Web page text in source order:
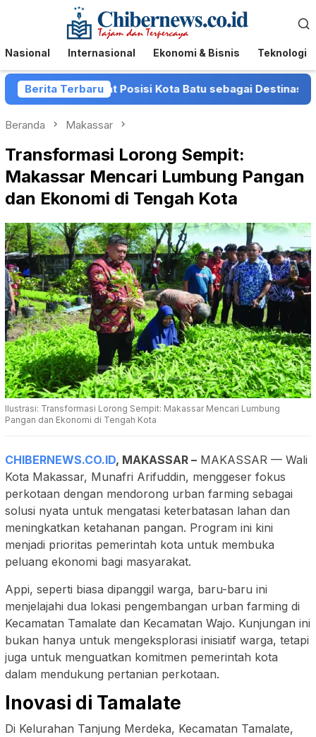
Menu
Mobile
Nasional Internasional Ekonomi & Bisnis Teknologi
Berita Terbaru
Perkuat Posisi Kota Batu sebagai Destinasi Festival
Beranda Makassar
Transformasi Lorong Sempit:
Makassar Mencari Lumbung Pangan
dan Ekonomi di Tengah Kota
Ilustrasi: Transformasi Lorong Sempit: Makassar Mencari Lumbung
Pangan dan Ekonomi di Tengah Kota
CHIBERNEWS.CO.ID, MAKASSAR – MAKASSAR — Wali
Kota Makassar, Munafri Arifuddin, menggeser fokus
perkotaan dengan mendorong urban farming sebagai
solusi nyata untuk mengatasi keterbatasan lahan dan
meningkatkan ketahanan pangan. Program ini kini
menjadi prioritas pemerintah kota untuk membuka
peluang ekonomi bagi masyarakat.
Appi, seperti biasa dipanggil warga, baru-baru ini
menjelajahi dua lokasi pengembangan urban farming di
Kecamatan Tamalate dan Kecamatan Wajo. Kunjungan ini
bukan hanya untuk mengeksplorasi inisiatif warga, tetapi
juga untuk menguatkan komitmen pemerintah kota
dalam mendukung pertanian perkotaan.
Inovasi di Tamalate
Di Kelurahan Tanjung Merdeka, Kecamatan Tamalate,